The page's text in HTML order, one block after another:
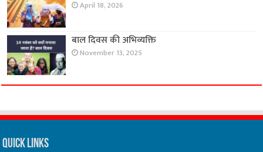
April 18, 2026
बाल दिवस की अभिव्यक्ति
November 13, 2025
Quick Links